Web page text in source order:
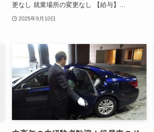
更なし 就業場所の変更なし 【給与】...
2025年9月10日